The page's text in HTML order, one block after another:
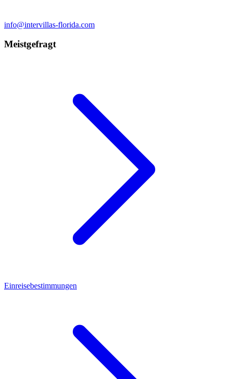
info@intervillas-florida.com
Meistgefragt
Einreisebestimmungen